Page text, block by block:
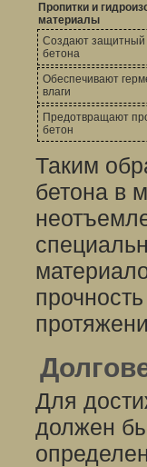
Пропитки и
материалы
Создают защитный
бетона
Обеспечивают
влаги
Предотвращают
бетон
Таким
бетона в
Для
должен